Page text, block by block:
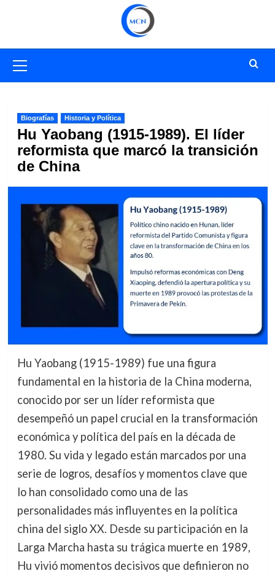
primario
Biografías Historia y Política
Hu Yaobang (1915-1989). El líder
reformista que marcó la transición
de China
Hu Yaobang (1915-1989) fue una figura
fundamental en la historia de la China moderna,
conocido por ser un líder reformista que
desempeñó un papel crucial en la transformación
económica y política del país en la década de
1980. Su vida y legado están marcados por una
serie de logros, desafíos y momentos clave que
lo han consolidado como una de las
personalidades más influyentes en la política
china del siglo XX. Desde su participación en la
Larga Marcha hasta su trágica muerte en 1989,
Hu vivió momentos decisivos que definieron no